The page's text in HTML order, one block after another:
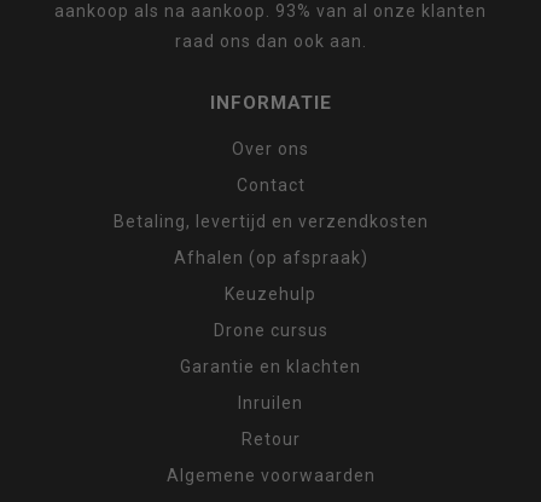
aankoop als na aankoop. 93% van al onze klanten
raad ons dan ook aan.
INFORMATIE
Over ons
Contact
Betaling, levertijd en verzendkosten
Afhalen (op afspraak)
Keuzehulp
Drone cursus
Garantie en klachten
Inruilen
Retour
Algemene voorwaarden